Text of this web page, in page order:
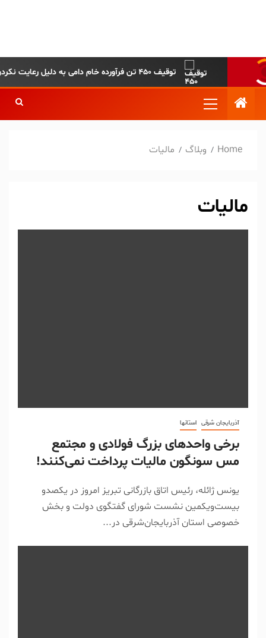
توقیف ۴۵۰ تن فرآورده خام دامی به دلیل رعایت نکردن ضوابط بهداشتی
Home وبلاگ مالیات
مالیات
آذربایجان شرقی استانها
برخی واحدهای بزرگ فولادی و مجتمع
مس سونگون مالیات پرداخت نمی‌کنند!
یونس ژائله، رئیس اتاق بازرگانی تبریز امروز در یکصدو
بیست‌ویکمین نشست شورای گفتگوی دولت و بخش
خصوصی استان آذربایجان‌شرقی در...